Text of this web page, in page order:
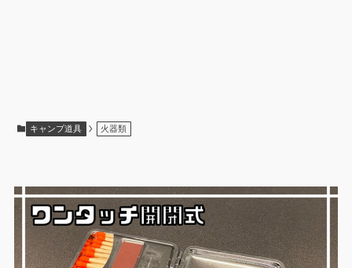
キャンプ道具 火器類